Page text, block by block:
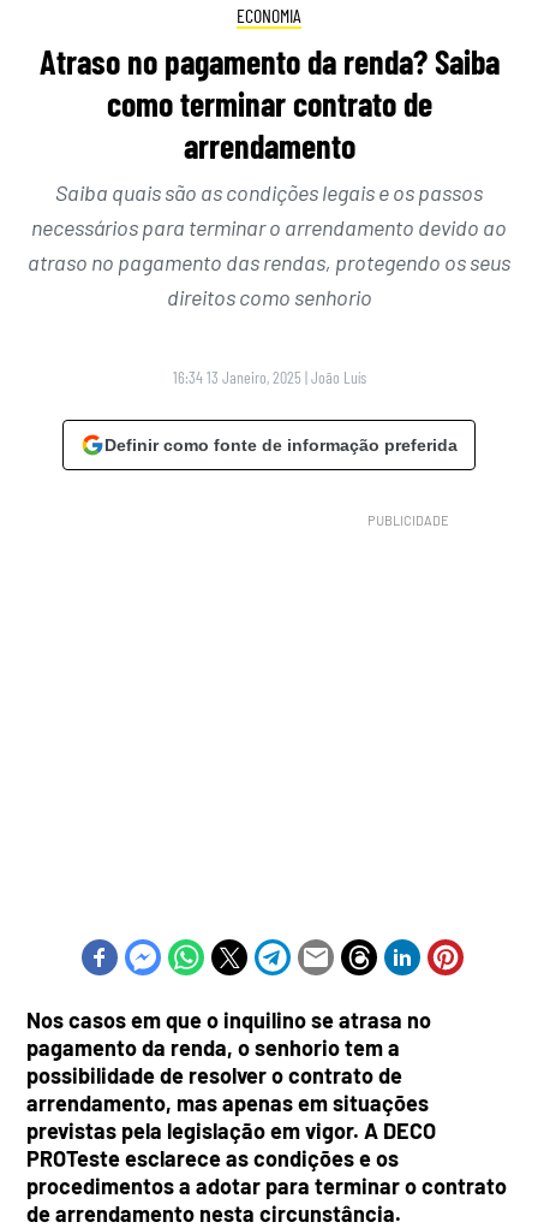
ECONOMIA
Atraso no pagamento da renda? Saiba
como terminar contrato de
arrendamento
Saiba quais são as condições legais e os passos
necessários para terminar o arrendamento devido ao
atraso no pagamento das rendas, protegendo os seus
direitos como senhorio
16:34 13 Janeiro, 2025 |João Luís
Definir como fonte de informação preferida
Nos casos em que o inquilino se atrasa no
pagamento da renda, o senhorio tem a
possibilidade de resolver o contrato de
arrendamento, mas apenas em situações
previstas pela legislação em vigor. A DECO
PROTeste esclarece as condições e os
procedimentos a adotar para terminar o contrato
de arrendamento nesta circunstância.